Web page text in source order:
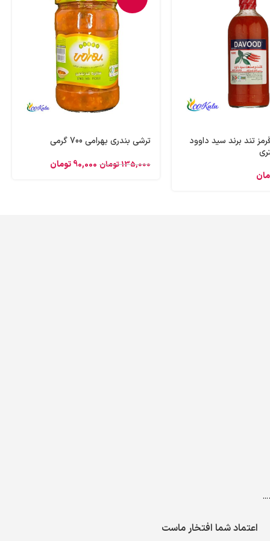
تند برند سید داوود ترشی بندری بهرامی 700 گرمی
135,000تومان 90,000تومان
اعتماد شما افتخار ماست